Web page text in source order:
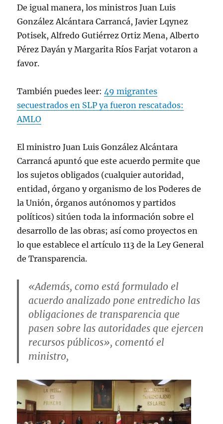
De igual manera, los ministros Juan Luis
González Alcántara Carrancá, Javier Lqynez
Potisek, Alfredo Gutiérrez Ortiz Mena, Alberto
Pérez Dayán y Margarita Ríos Farjat votaron a
favor.
También puedes leer: 49 migrantes
secuestrados en SLP ya fueron rescatados:
AMLO
El ministro Juan Luis González Alcántara
Carrancá apuntó que este acuerdo permite que
los sujetos obligados (cualquier autoridad,
entidad, órgano y organismo de los Poderes de
la Unión, órganos autónomos y partidos
políticos) sitúen toda la información sobre el
desarrollo de las obras; así como proyectos en
lo que establece el artículo 113 de la Ley General
de Transparencia.
«Además, como está formulado el
acuerdo analizado pone entredicho las
obligaciones de transparencia que
pasen sobre las autoridades que ejercen
recursos públicos», comentó el
ministro,